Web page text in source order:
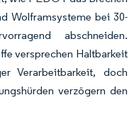
Wolframsysteme bei 30-
abschneiden.
versprechen Haltbarkeit
Verarbeitbarkeit, doch
verzögern den